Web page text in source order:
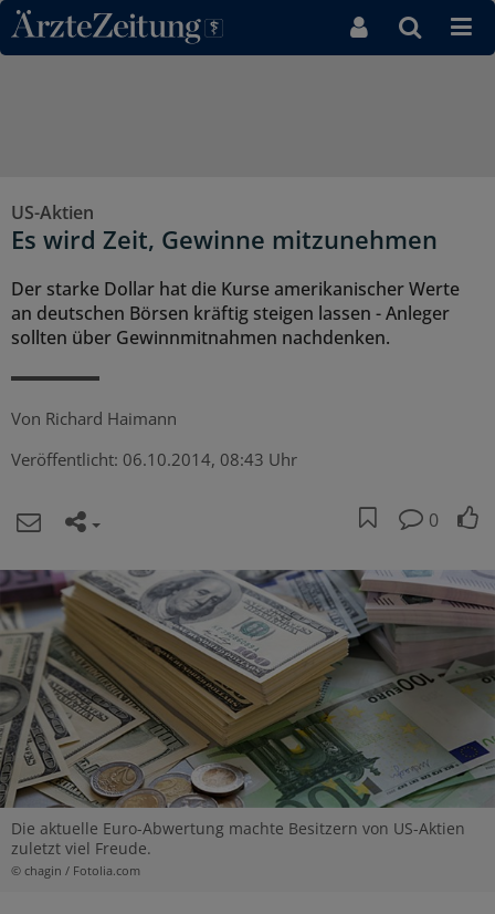
Direkt zum Inhaltsbereich
US-Aktien
Es wird Zeit, Gewinne mitzunehmen
Der starke Dollar hat die Kurse amerikanischer Werte
an deutschen Börsen kräftig steigen lassen - Anleger
sollten über Gewinnmitnahmen nachdenken.
Von Richard Haimann
Veröffentlicht: 06.10.2014, 08:43 Uhr
0
Die aktuelle Euro-Abwertung machte Besitzern von US-Aktien
zuletzt viel Freude.
© chagin / Fotolia.com